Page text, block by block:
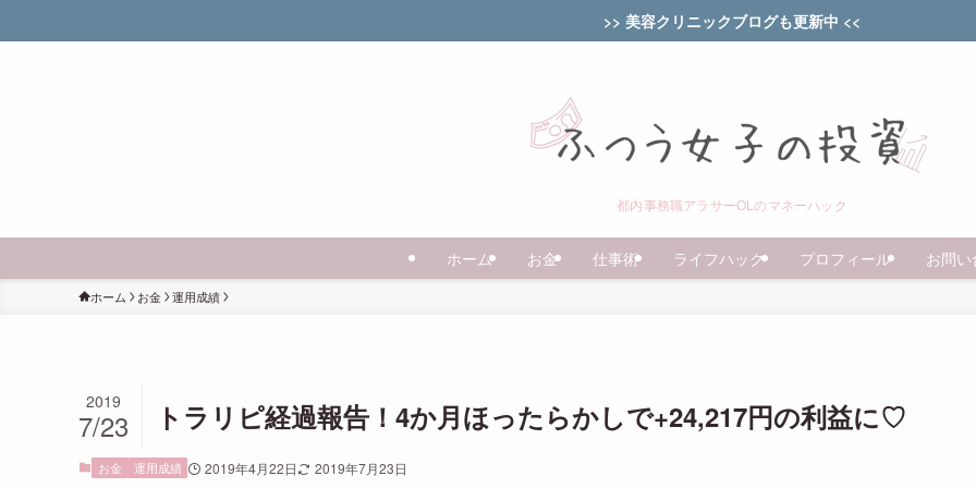
>> 美容クリニックブログも更新中 <<
都内事務職アラサーOLのマネーハック
ホーム お金 仕事術 ライフハック プロフィール お問
ホーム お金 運用成績
トラリピ経過報告！4か月ほったらかしで+24,217円の利益に♡
2019
7/23
お金 運用成績 2019年4月22日 2019年7月23日